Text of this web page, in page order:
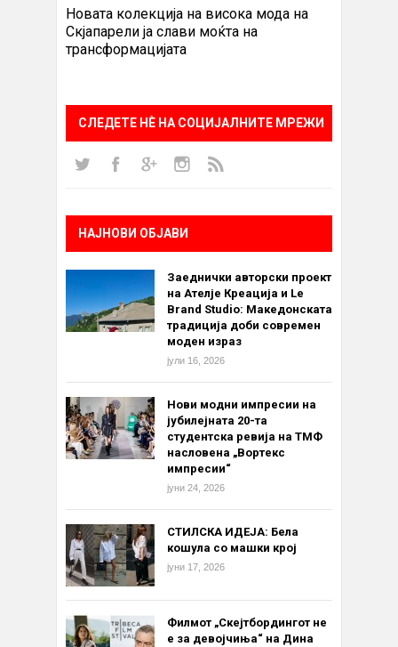
Новата колекција на висока мода на
Скјапарели ја слави моќта на
трансформацијата
СЛЕДЕТЕ НÈ НА СОЦИЈАЛНИТЕ МРЕЖИ
НАЈНОВИ ОБЈАВИ
Заеднички авторски проект
на Ателје Креација и Le
Brand Studio: Македонската
традиција доби современ
моден израз
јули 16, 2026
Нови модни импресии на
јубилејната 20-та
студентска ревија на ТМФ
насловена „Вортекс
импресии“
јуни 24, 2026
СТИЛСКА ИДЕЈА: Бела
кошула со машки крој
јуни 17, 2026
Филмот „Скејтбордингот не
е за девојчиња“ на Дина